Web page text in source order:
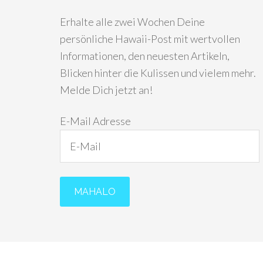
Erhalte alle zwei Wochen Deine
persönliche Hawaii-Post mit wertvollen
Informationen, den neuesten Artikeln,
Blicken hinter die Kulissen und vielem mehr.
Melde Dich jetzt an!
E-Mail Adresse